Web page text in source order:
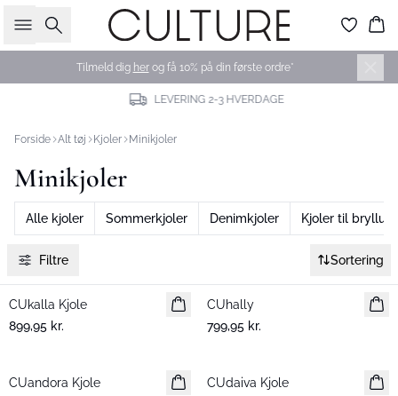
Søg
Tilmeld dig herog få 10% på din første ordre*
LEVERING 2-3 HVERDAGE
Forside Alt tøj Kjoler Minikjoler
Minikjoler
Alle kjoler Sommerkjoler Denimkjoler Kjoler til bryllup
Filtre Sortering
Nyhed
CUkalla Kjole
899,95 kr.
Nyhed
CUhally
799,95 kr.
Nyhed
CUandora Kjole
Nyhed
CUdaiva Kjole